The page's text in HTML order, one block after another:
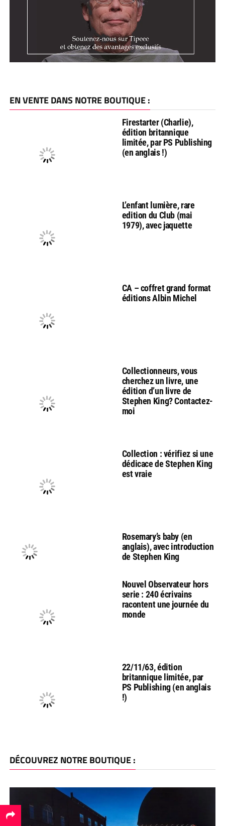
EN VENTE DANS NOTRE BOUTIQUE :
Firestarter (Charlie),
édition britannique
limitée, par PS Publishing
(en anglais !)
L’enfant lumière, rare
edition du Club (mai
1979), avec jaquette
CA – coffret grand format
éditions Albin Michel
Collectionneurs, vous
cherchez un livre, une
édition d’un livre de
Stephen King? Contactez-
moi
Collection : vérifiez si une
dédicace de Stephen King
est vraie
Rosemary’s baby (en
anglais), avec introduction
de Stephen King
Nouvel Observateur hors
serie : 240 écrivains
racontent une journée du
monde
22/11/63, édition
britannique limitée, par
PS Publishing (en anglais
!)
DÉCOUVREZ NOTRE BOUTIQUE :